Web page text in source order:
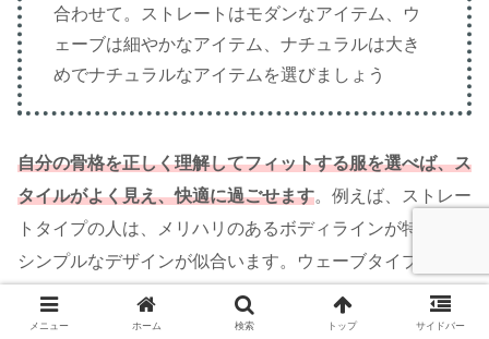
合わせて。ストレートはモダンなアイテム、ウ
ェーブは細やかなアイテム、ナチュラルは大き
めでナチュラルなアイテムを選びましょう
自分の骨格を正しく理解してフィットする服を選べば、ス
タイルがよく見え、快適に過ごせます。例えば、ストレー
トタイプの人は、メリハリのあるボディラインが特徴で、
シンプルなデザインが似合います。ウェーブタイプの場合
は、柔らかく曲線的な体型が特徴なので、ウエストライン
が強調されたドレスやワンピースが魅力を最大限引き出し
メニュー ホーム 検索 トップ サイドバー